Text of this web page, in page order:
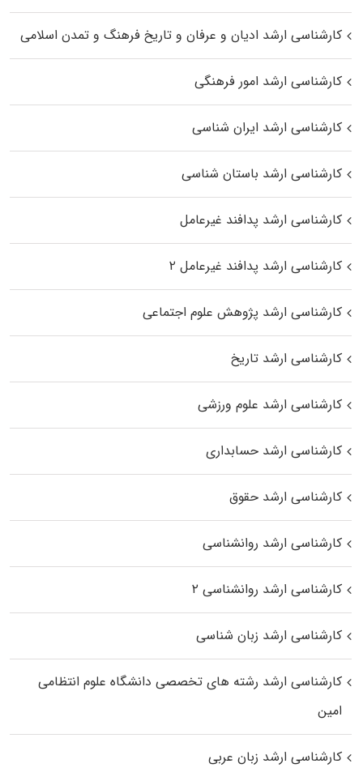
کارشناسی ارشد ادیان و عرفان و تاریخ فرهنگ و تمدن اسلامی
کارشناسی ارشد امور فرهنگی
کارشناسی ارشد ایران شناسی
کارشناسی ارشد باستان شناسی
کارشناسی ارشد پدافند غیرعامل
کارشناسی ارشد پدافند غیرعامل ۲
کارشناسی ارشد پژوهش علوم اجتماعی
کارشناسی ارشد تاریخ
کارشناسی ارشد علوم ورزشی
کارشناسی ارشد حسابداری
کارشناسی ارشد حقوق
کارشناسی ارشد روانشناسی
کارشناسی ارشد روانشناسی ۲
کارشناسی ارشد زبان شناسی
کارشناسی ارشد رﺷﺘﻪ ﻫﺎی تخصصی داﻧﺸﮕﺎه ﻋﻠﻮم انتظامی
اﻣﻴﻦ
کارشناسی ارشد زبان عربی